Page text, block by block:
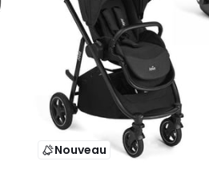
Nouveau